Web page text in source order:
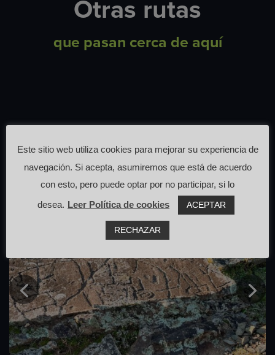
Otras rutas
que pasan cerca de aquí
Este sitio web utiliza cookies para mejorar su experiencia de
navegación. Si acepta, asumiremos que está de acuerdo
con esto, pero puede optar por no participar, si lo
desea. Leer Política de cookies ACEPTAR
RECHAZAR